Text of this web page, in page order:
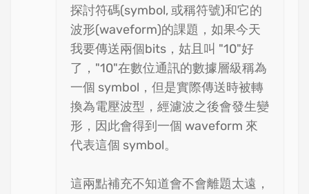
探討符碼(symbol, 或稱符號)和它的
波形(waveform)的課題，如果今天
我要傳送兩個bits，姑且叫 "10"好
了，"10"在數位通訊的數據層級稱為
一個 symbol，但是實際傳送時被轉
換為電壓波型，經濾波之後會發生變
形，因此會得到一個 waveform 來
代表這個 symbol。
這兩點補充不知道會不會離題太遠，